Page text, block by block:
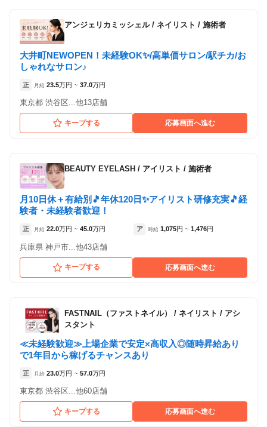
アンジェリカミッシェル/ ネイリスト / 施術者
大井町NEWOPEN！未経験OK✨/高単価サロン/駅チカ/お
しゃれなサロン♪
正 月給 23.5万円 ~ 37.0万円
東京都 渋谷区...他13店舗
キープする 応募画面へ進む
BEAUTY EYELASH / アイリスト / 施術者
月10日休＋有給別🎵年休120日✨アイリスト研修充実🎵経
験者・未経験者歓迎！
正 月給 22.0万円 ~ 45.0万円 ア 時給 1,075円 ~ 1,476円
兵庫県 神戸市...他43店舗
キープする 応募画面へ進む
FASTNAIL（ファストネイル） / ネイリスト / アシ
スタント
≪未経験歓迎≫上場企業で安定×高収入◎随時昇給あり
で1年目から稼げるチャンスあり
正 月給 23.0万円 ~ 57.0万円
東京都 渋谷区...他60店舗
キープする 応募画面へ進む